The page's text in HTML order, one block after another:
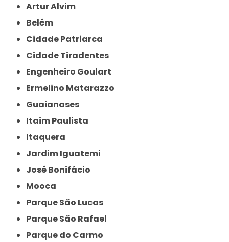
Artur Alvim
Belém
Cidade Patriarca
Cidade Tiradentes
Engenheiro Goulart
Ermelino Matarazzo
Guaianases
Itaim Paulista
Itaquera
Jardim Iguatemi
José Bonifácio
Mooca
Parque São Lucas
Parque São Rafael
Parque do Carmo